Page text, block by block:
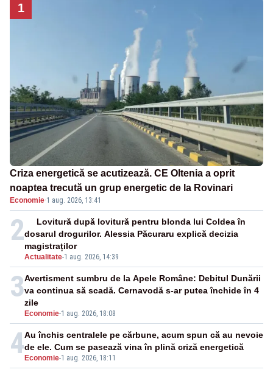
1
Criza energetică se acutizează. CE Oltenia a oprit
noaptea trecută un grup energetic de la Rovinari
Economie·1 aug. 2026, 13:41
2
Actualitate-1 aug. 2026, 14:39
Lovitură după lovitură pentru blonda lui Coldea în
dosarul drogurilor. Alessia Păcuraru explică decizia
magistraților
3
Economie-1 aug. 2026, 18:08
Avertisment sumbru de la Apele Române: Debitul Dunării
va continua să scadă. Cernavodă s-ar putea închide în 4
zile
4Economie-1 aug. 2026, 18:11
Au închis centralele pe cărbune, acum spun că au nevoie
de ele. Cum se pasează vina în plină criză energetică